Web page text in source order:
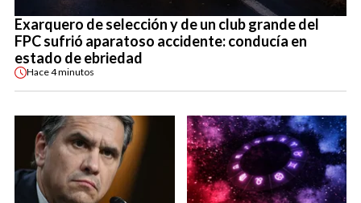
Exarquero de selección y de un club grande del
FPC sufrió aparatoso accidente: conducía en
estado de ebriedad
Hace4 minutos